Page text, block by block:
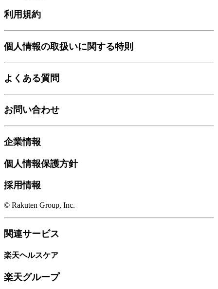
利用規約
個人情報の取扱いに関する特則
よくある質問
お問い合わせ
企業情報
個人情報保護方針
採用情報
© Rakuten Group, Inc.
関連サービス
楽天ヘルスケア
楽天グループ